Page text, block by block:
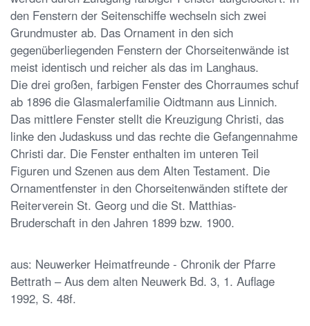
den Fenstern der Seitenschiffe wechseln sich zwei
Grundmuster ab. Das Ornament in den sich
gegenüberliegenden Fenstern der Chorseitenwände ist
meist identisch und reicher als das im Langhaus.
Die drei großen, farbigen Fenster des Chorraumes schuf
ab 1896 die Glasmalerfamilie Oidtmann aus Linnich.
Das mittlere Fenster stellt die Kreuzigung Christi, das
linke den Judaskuss und das rechte die Gefangennahme
Christi dar. Die Fenster enthalten im unteren Teil
Figuren und Szenen aus dem Alten Testament. Die
Ornamentfenster in den Chorseitenwänden stiftete der
Reiterverein St. Georg und die St. Matthias-
Bruderschaft in den Jahren 1899 bzw. 1900.
aus: Neuwerker Heimatfreunde - Chronik der Pfarre
Bettrath – Aus dem alten Neuwerk Bd. 3, 1. Auflage
1992, S. 48f.